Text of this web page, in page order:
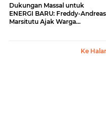
Dukungan Massal untuk
ENERGI BARU: Freddy-Andreas
Marsitutu Ajak Warga
Ke